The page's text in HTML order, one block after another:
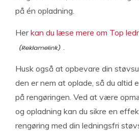
på én opladning.
Herkan du læse mere om Top
Husk også at opbevare din
den er nem at oplade, så du altid
på rengøringen. Ved at være
og opladning kan du sikre en
rengøring med din ledningsfri